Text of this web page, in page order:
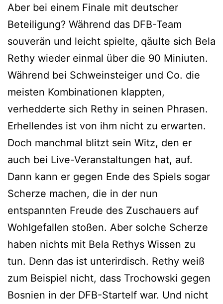
Aber bei einem Finale mit deutscher
Beteiligung? Während das DFB-Team
souverän und leicht spielte, qäulte sich Bela
Rethy wieder einmal über die 90 Miniuten.
Während bei Schweinsteiger und Co. die
meisten Kombinationen klappten,
verhedderte sich Rethy in seinen Phrasen.
Erhellendes ist von ihm nicht zu erwarten.
Doch manchmal blitzt sein Witz, den er
auch bei Live-Veranstaltungen hat, auf.
Dann kann er gegen Ende des Spiels sogar
Scherze machen, die in der nun
entspannten Freude des Zuschauers auf
Wohlgefallen stoßen. Aber solche Scherze
haben nichts mit Bela Rethys Wissen zu
tun. Denn das ist unterirdisch. Rethy weiß
zum Beispiel nicht, dass Trochowski gegen
Bosnien in der DFB-Startelf war. Und nicht